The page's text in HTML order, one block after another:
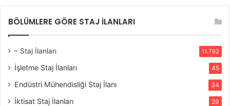
BÖLÜMLERE GÖRE STAJ İLANLARI
– Staj İlanları 11.762
İşletme Staj İlanları 45
Endüstri Mühendisliği Staj İlanı 34
İktisat Staj İlanları 29